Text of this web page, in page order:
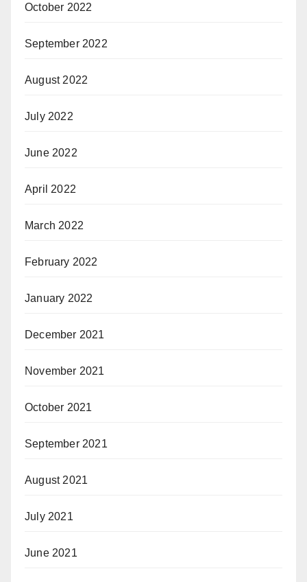
October 2022
September 2022
August 2022
July 2022
June 2022
April 2022
March 2022
February 2022
January 2022
December 2021
November 2021
October 2021
September 2021
August 2021
July 2021
June 2021